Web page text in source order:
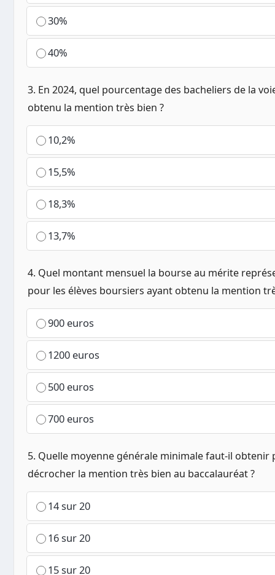
30%
40%
3. En 2024, quel pourcentage des bacheliers de la
obtenu la mention très bien ?
10,2%
15,5%
18,3%
13,7%
4. Quel montant mensuel la bourse au mérite
pour les élèves boursiers ayant obtenu la mention
900 euros
1200 euros
500 euros
700 euros
5. Quelle moyenne générale minimale faut-il obtenir
décrocher la mention très bien au baccalauréat ?
14 sur 20
16 sur 20
15 sur 20